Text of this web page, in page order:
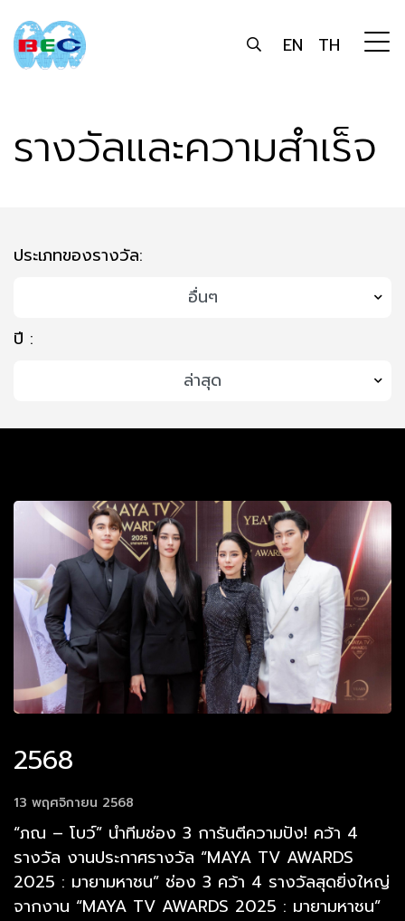
EN TH
รางวัลและความสำเร็จ
ประเภทของรางวัล:
ปี :
2568
13 พฤศจิกายน 2568
“ภณ – โบว์” นำทีมช่อง 3 การันตีความปัง! คว้า 4
รางวัล งานประกาศรางวัล “MAYA TV AWARDS
2025 : มายามหาชน” ช่อง 3 คว้า 4 รางวัลสุดยิ่งใหญ่
จากงาน “MAYA TV AWARDS 2025 : มายามหาชน”